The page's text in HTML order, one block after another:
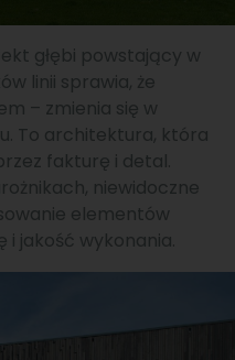
głębi powstający w
linii sprawia, że
– zmienia się w
To architektura, która
fakturę i detal.
niewidoczne
elementów
i jakość wykonania.